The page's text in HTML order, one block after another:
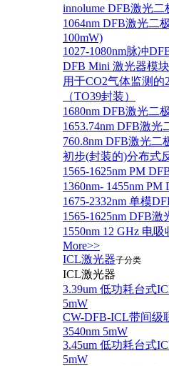
innolume DFB激光二
1064nm DFB激光二
100mW)
1027-1080nm脉冲
DFB Mini 激光器模
用于CO2气体监测的
（TO39封装）
1680nm DFB激光二
1653.74nm DFB激光
760.8nm DFB激光二
初步(封装的)分布式
1565-1625nm PM
1360nm- 1455nm
1675-2332nm 单模
1565-1625nm DFB激
1550nm 12 GHz 电
More>>
ICL激光器子分类
ICL激光器
3.39um 低功耗台式
5mW
CW-DFB-ICL带间级
3540nm 5mW
3.45um 低功耗台式
5mW